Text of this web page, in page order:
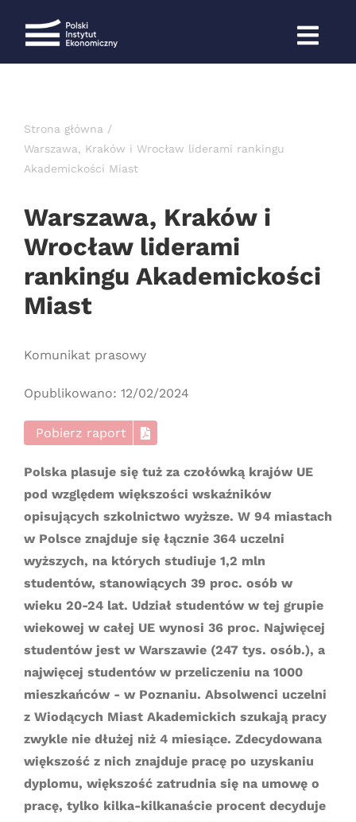
Strona główna
Warszawa, Kraków i Wrocław liderami rankingu
Akademickości Miast
Warszawa, Kraków i
Wrocław liderami
rankingu Akademickości
Miast
Komunikat prasowy
Opublikowano: 12/02/2024
Pobierz raport
Polska plasuje się tuż za czołówką krajów UE
pod względem większości wskaźników
opisujących szkolnictwo wyższe. W 94 miastach
w Polsce znajduje się łącznie 364 uczelni
wyższych, na których studiuje 1,2 mln
studentów, stanowiących 39 proc. osób w
wieku 20-24 lat. Udział studentów w tej grupie
wiekowej w całej UE wynosi 36 proc. Najwięcej
studentów jest w Warszawie (247 tys. osób.), a
najwięcej studentów w przeliczeniu na 1000
mieszkańców - w Poznaniu. Absolwenci uczelni
z Wiodących Miast Akademickich szukają pracy
zwykle nie dłużej niż 4 miesiące. Zdecydowana
większość z nich znajduje pracę po uzyskaniu
dyplomu, większość zatrudnia się na umowę o
pracę, tylko kilka-kilkanaście procent decyduje